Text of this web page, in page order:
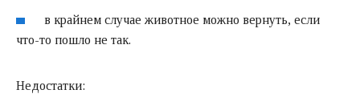
в крайнем случае животное можно вернуть, если
что-то пошло не так.
Недостатки: